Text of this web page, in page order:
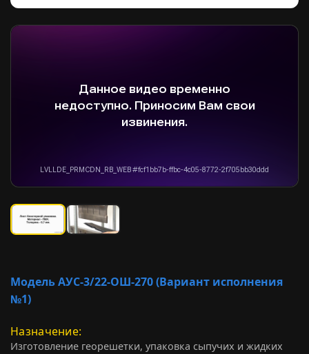
Модель АУС-3/22-ОШ-270 (Вариант исполнения
№1)
Назначение
Изготовление георешетки, упаковка сыпучих и жидких